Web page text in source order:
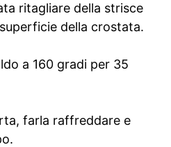
ritagliare della strisce
della crostata.
a 160 gradi per 35
farla raffreddare e